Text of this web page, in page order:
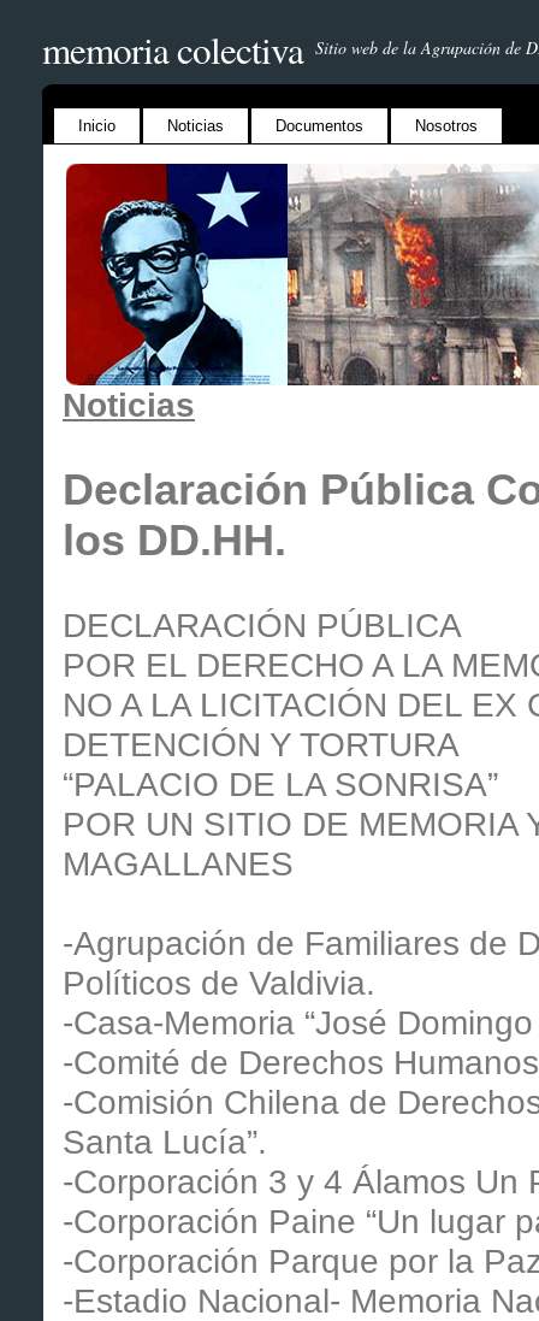
memoria colectiva Sitio web de la Agrupación de
Inicio Noticias Documentos Nosotros
Noticias
Declaración Pública
los DD.HH.
DECLARACIÓN PÚBLICA
POR EL DERECHO A LA
NO A LA LICITACIÓN DEL
DETENCIÓN Y TORTURA
“PALACIO DE LA SONRISA”
POR UN SITIO DE MEMORIA
MAGALLANES
-Agrupación de Familiares de
Políticos de Valdivia.
-Casa-Memoria “José
-Comité de Derechos
-Comisión Chilena de
Santa Lucía”.
-Corporación 3 y 4 Álamos Un
-Corporación Paine “Un lugar
-Corporación Parque por la
-Estadio Nacional- Memoria